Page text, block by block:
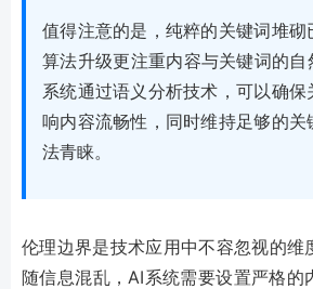
值得注意的是，纯粹的关键词堆
算法升级更注重内容与关键词的
系统通过语义分析技术，可以确
响内容流畅性，同时维持足够的
法青睐。
伦理边界是技术应用中不容忽视的维
随信息混乱，AI系统需要设置严格的